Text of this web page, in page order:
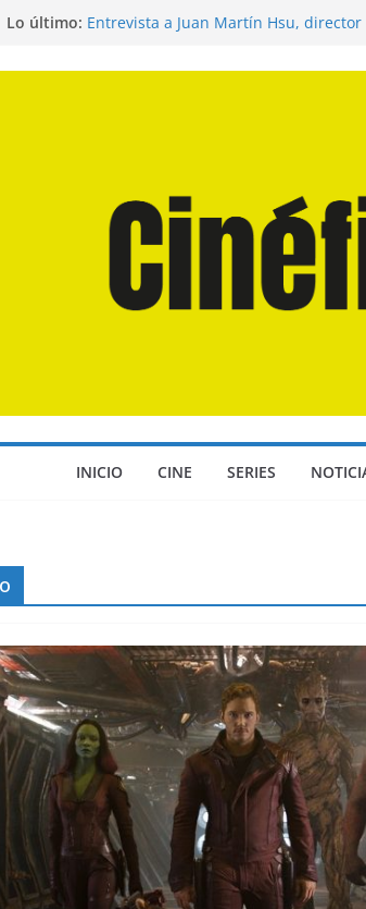
Lo último: Entrevista a Juan Martín Hsu, director
INICIO CINE SERIES